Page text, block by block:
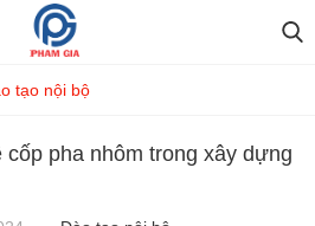
tạo nội bộ
pha nhôm trong xây dựng